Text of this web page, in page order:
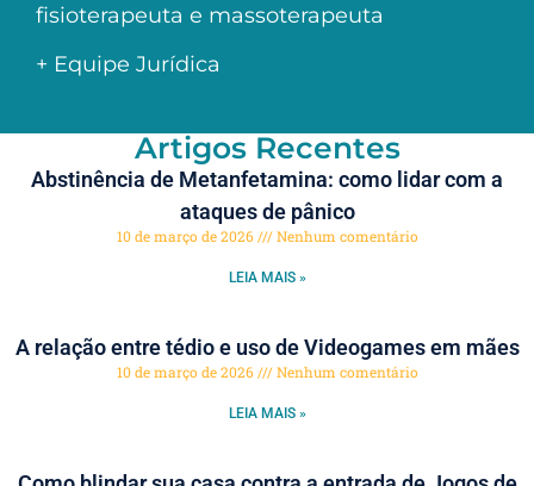
fisioterapeuta e massoterapeuta
+ Equipe Jurídica
Artigos Recentes
Abstinência de Metanfetamina: como lidar com a
ataques de pânico
10 de março de 2026 Nenhum comentário
LEIA MAIS »
A relação entre tédio e uso de Videogames em mães
10 de março de 2026 Nenhum comentário
LEIA MAIS »